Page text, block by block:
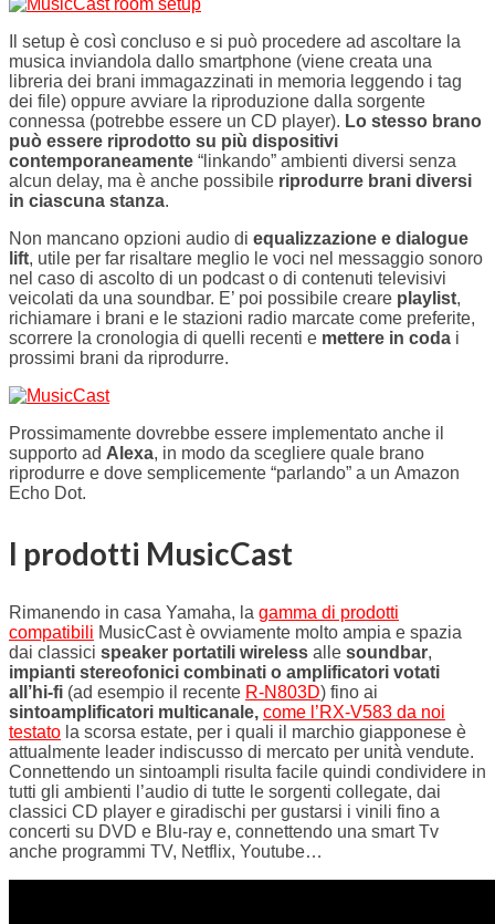
Il setup è così concluso e si può procedere ad ascoltare la
musica inviandola dallo smartphone (viene creata una
libreria dei brani immagazzinati in memoria leggendo i tag
dei file) oppure avviare la riproduzione dalla sorgente
connessa (potrebbe essere un CD player). Lo stesso brano
può essere riprodotto su più dispositivi
contemporaneamente “linkando” ambienti diversi senza
alcun delay, ma è anche possibile riprodurre brani diversi
in ciascuna stanza.
Non mancano opzioni audio di equalizzazione e dialogue
lift, utile per far risaltare meglio le voci nel messaggio sonoro
nel caso di ascolto di un podcast o di contenuti televisivi
veicolati da una soundbar. E’ poi possibile creare playlist,
richiamare i brani e le stazioni radio marcate come preferite,
scorrere la cronologia di quelli recenti e mettere in coda i
prossimi brani da riprodurre.
Prossimamente dovrebbe essere implementato anche il
supporto ad Alexa, in modo da scegliere quale brano
riprodurre e dove semplicemente “parlando” a un Amazon
Echo Dot.
I prodotti MusicCast
Rimanendo in casa Yamaha, la gamma di prodotti
compatibili MusicCast è ovviamente molto ampia e spazia
dai classici speaker portatili wireless alle soundbar,
impianti stereofonici combinati o amplificatori votati
all’hi-fi (ad esempio il recente R-N803D) fino ai
sintoamplificatori multicanale, come l’RX-V583 da noi
testato la scorsa estate, per i quali il marchio giapponese è
attualmente leader indiscusso di mercato per unità vendute.
Connettendo un sintoampli risulta facile quindi condividere in
tutti gli ambienti l’audio di tutte le sorgenti collegate, dai
classici CD player e giradischi per gustarsi i vinili fino a
concerti su DVD e Blu-ray e, connettendo una smart Tv
anche programmi TV, Netflix, Youtube…